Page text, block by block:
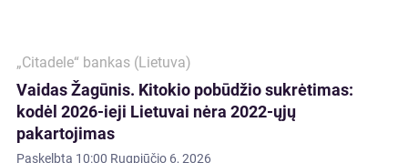
„Citadele“ bankas (Lietuva)
Vaidas Žagūnis. Kitokio pobūdžio sukrėtimas:
kodėl 2026-ieji Lietuvai nėra 2022-ųjų
pakartojimas
Paskelbta 10:00 Rugpjūčio 6, 2026